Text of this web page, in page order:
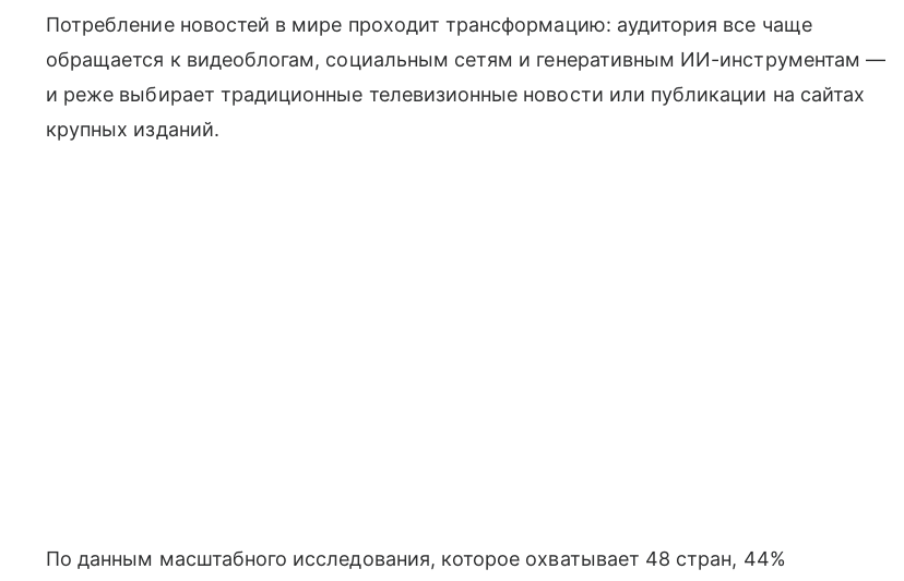
Потребление новостей в мире проходит трансформацию: аудитория все чаще
обращается к видеоблогам, социальным сетям и генеративным ИИ-инструментам —
и реже выбирает традиционные телевизионные новости или публикации на сайтах
крупных изданий.
По данным масштабного исследования, которое охватывает 48 стран, 44%